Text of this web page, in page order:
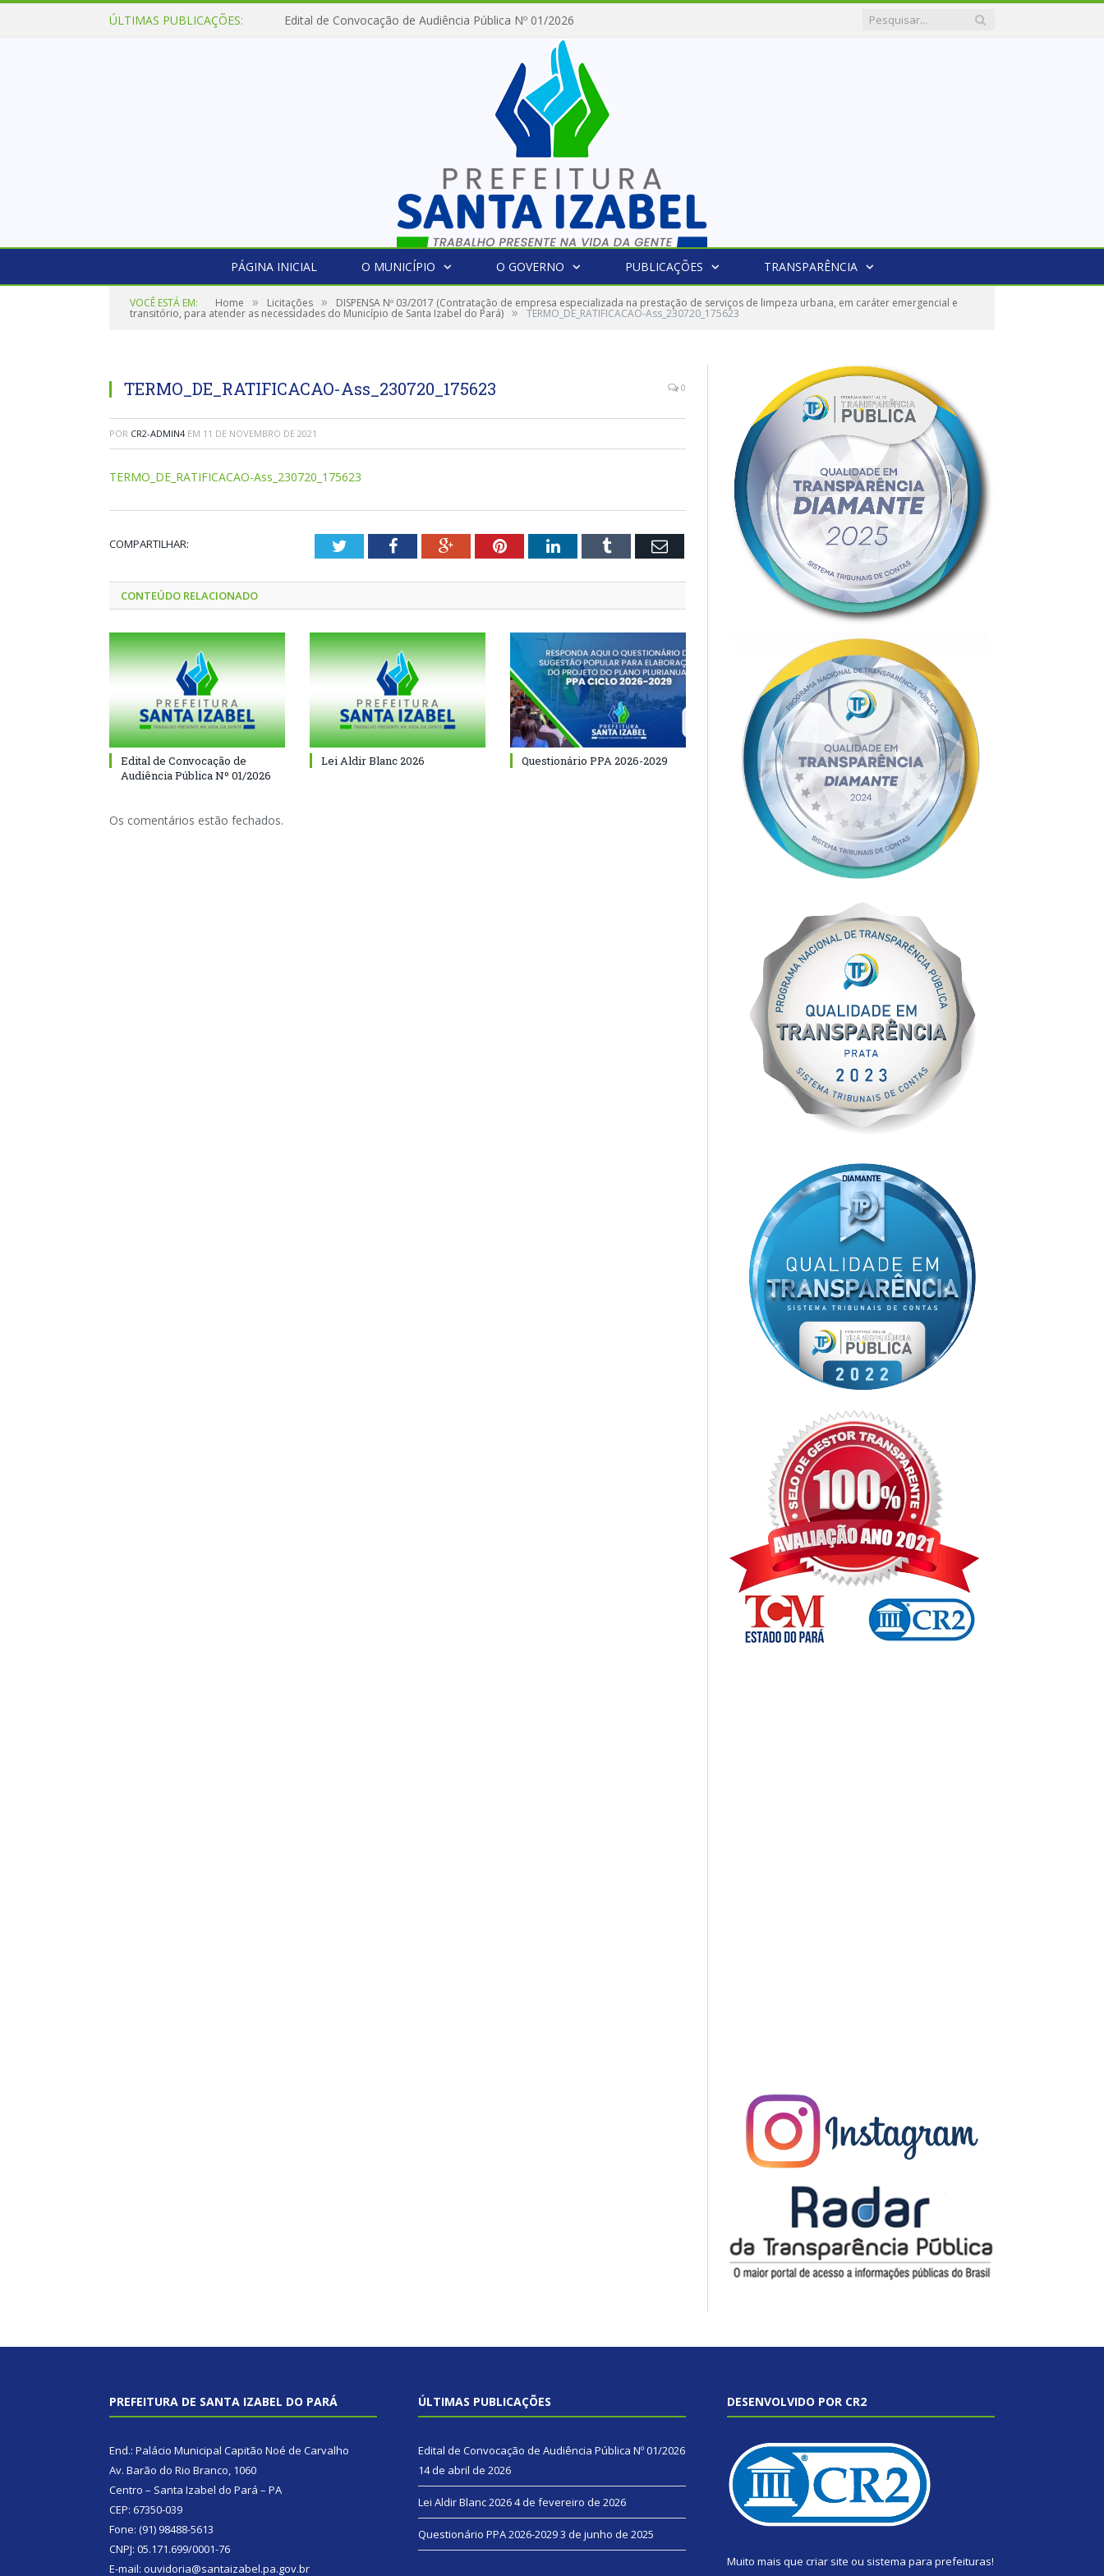
ÚLTIMAS PUBLICAÇÕES: Edital de Convocação de Audiência Pública Nº 01/2026
PÁGINA INICIAL O MUNICÍPIO O GOVERNO PUBLICAÇÕES TRANSPARÊNCIA
VOCÊ ESTÁ EM: Home » Licitações » DISPENSA Nº 03/2017 (Contratação de empresa especializada na prestação de serviços de limpeza urbana, em caráter emergencial e
transitório, para atender as necessidades do Município de Santa Izabel do Pará) » TERMO_DE_RATIFICACAO-Ass_230720_175623
TERMO_DE_RATIFICACAO-Ass_230720_175623 0
POR CR2-ADMIN4 EM 11 DE NOVEMBRO DE 2021
TERMO_DE_RATIFICACAO-Ass_230720_175623
COMPARTILHAR: TwitterFacebookGoogle+PinterestLinkedInTumblr Email
CONTEÚDO RELACIONADO
Edital de Convocação de
Audiência Pública Nº 01/2026
Lei Aldir Blanc 2026 Questionário PPA 2026-2029
Os comentários estão fechados.
PREFEITURA DE SANTA IZABEL DO PARÁ
End.: Palácio Municipal Capitão Noé de Carvalho
Av. Barão do Rio Branco, 1060
Centro – Santa Izabel do Pará – PA
CEP: 67350-039
Fone: (91) 98488-5613
CNPJ: 05.171.699/0001-76
E-mail: ouvidoria@santaizabel.pa.gov.br
ÚLTIMAS PUBLICAÇÕES
Edital de Convocação de Audiência Pública Nº 01/2026
14 de abril de 2026
Lei Aldir Blanc 20264 de fevereiro de 2026
Questionário PPA 2026-20293 de junho de 2025
DESENVOLVIDO POR CR2
Muito mais que criar site ou sistema para prefeituras!